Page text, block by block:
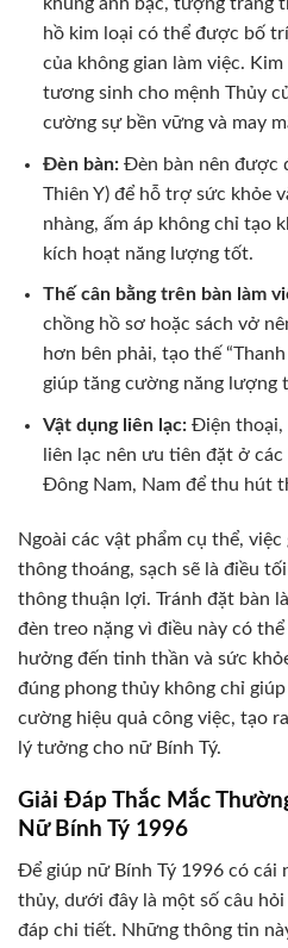
hồ kim loại có thể được bố
của không gian làm việc.
tương sinh cho mệnh Thủy
cường sự bền vững và may
Đèn bàn:Đèn bàn nên được
Thiên Y) để hỗ trợ sức khỏe
nhàng, ấm áp không chỉ tạo
kích hoạt năng lượng tốt.
Thế cân bằng trên bàn làm
chồng hồ sơ hoặc sách vở
hơn bên phải, tạo thế
giúp tăng cường năng lượng
Vật dụng liên lạc:Điện thoại,
liên lạc nên ưu tiên đặt ở
Đông Nam, Nam để thu hút
Ngoài các vật phẩm cụ thể, việc
thông thoáng, sạch sẽ là điều
thông thuận lợi. Tránh đặt bàn
đèn treo nặng vì điều này có
hưởng đến tinh thần và sức
đúng phong thủy không chỉ
cường hiệu quả công việc, tạo
lý tưởng cho nữ Bính Tý.
Giải Đáp Thắc Mắc
Nữ Bính Tý 1996
Để giúp nữ Bính Tý 1996 có cái
thủy, dưới đây là một số câu
đáp chi tiết. Những thông tin